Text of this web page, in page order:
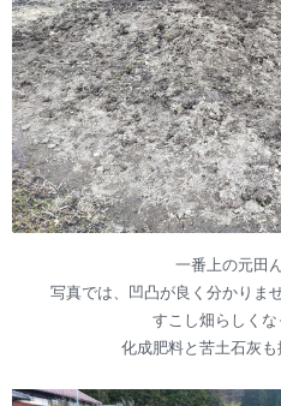
一番上の元田
写真では、凹凸が良く分かりま
すこし畑らしくな
化成肥料と苦土石灰も